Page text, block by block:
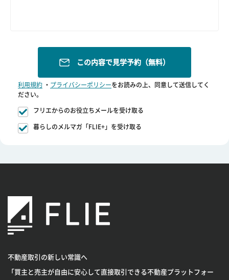
この内容で見学予約（無料）
利用規約 ・ プライバシーポリシーをお読みの上、同意して送信してく
ださい。
フリエからのお役立ちメールを受け取る
暮らしのメルマガ「FLIE+」を受け取る
不動産取引の新しい常識へ
「買主と売主が自由に安心して直接取引できる不動産プラットフォー